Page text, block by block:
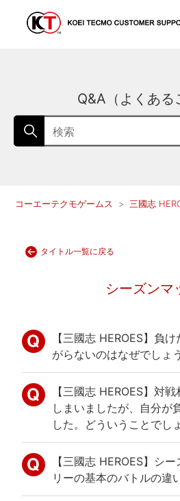
Q&A（よくある
コーエーテクモゲームス 三國志
タイトル一覧に戻る
シーズンマ
【三國志 HEROES】負
がらないのはなぜでしょ
【三國志 HEROES】対
しまいましたが、自分が
した。どういうことでし
【三國志 HEROES】シ
リーの基本のバトルの違